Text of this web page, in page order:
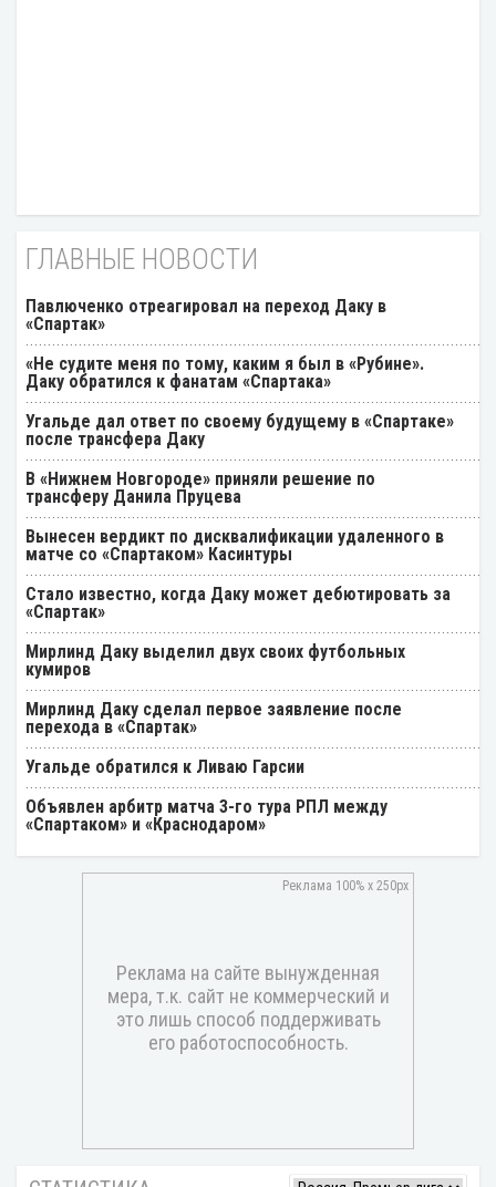
ГЛАВНЫЕ НОВОСТИ
Павлюченко отреагировал на переход Даку в
«Спартак»
«Не судите меня по тому, каким я был в «Рубине».
Даку обратился к фанатам «Спартака»
Угальде дал ответ по своему будущему в «Спартаке»
после трансфера Даку
В «Нижнем Новгороде» приняли решение по
трансферу Данила Пруцева
Вынесен вердикт по дисквалификации удаленного в
матче со «Спартаком» Касинтуры
Стало известно, когда Даку может дебютировать за
«Спартак»
Мирлинд Даку выделил двух своих футбольных
кумиров
Мирлинд Даку сделал первое заявление после
перехода в «Спартак»
Угальде обратился к Ливаю Гарсии
Объявлен арбитр матча 3-го тура РПЛ между
«Спартаком» и «Краснодаром»